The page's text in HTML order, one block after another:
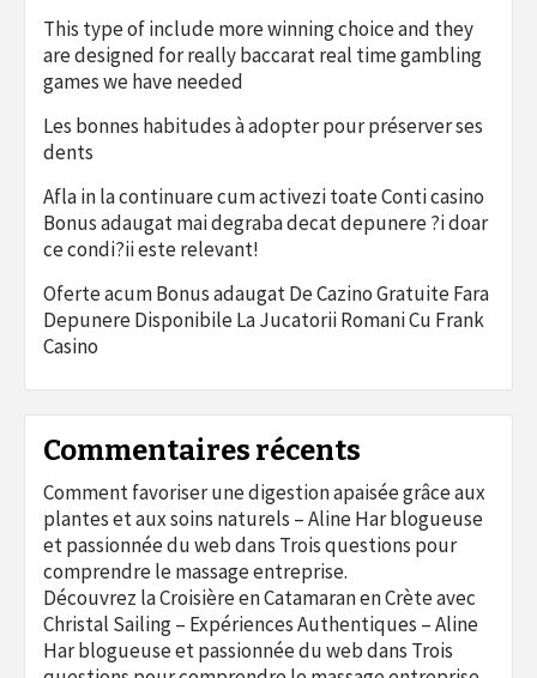
This type of include more winning choice and they
are designed for really baccarat real time gambling
games we have needed
Les bonnes habitudes à adopter pour préserver ses
dents
Afla in la continuare cum activezi toate Conti casino
Bonus adaugat mai degraba decat depunere ?i doar
ce condi?ii este relevant!
Oferte acum Bonus adaugat De Cazino Gratuite Fara
Depunere Disponibile La Jucatorii Romani Cu Frank
Casino
Commentaires récents
Comment favoriser une digestion apaisée grâce aux
plantes et aux soins naturels – Aline Har blogueuse
et passionnée du webdans Trois questions pour
comprendre le massage entreprise.
Découvrez la Croisière en Catamaran en Crète avec
Christal Sailing – Expériences Authentiques – Aline
Har blogueuse et passionnée du webdans Trois